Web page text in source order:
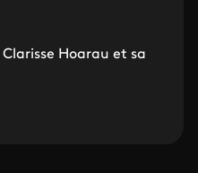
Hoarau et sa